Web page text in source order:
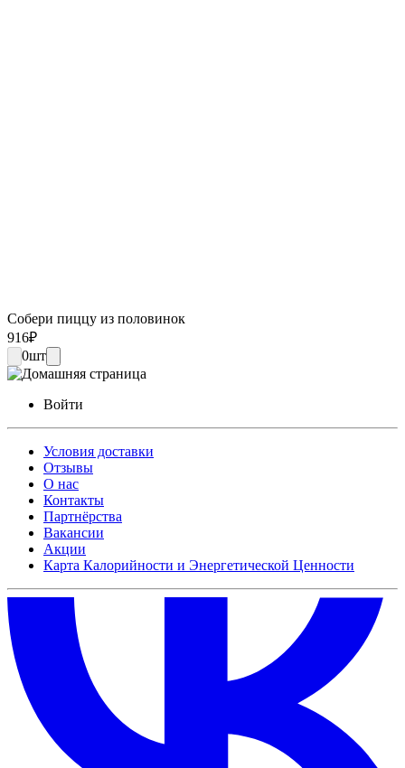
Собери пиццу из половинок
916₽
0шт
Войти
Условия доставки
Отзывы
О нас
Контакты
Партнёрства
Вакансии
Акции
Карта Калорийности и Энергетической Ценности